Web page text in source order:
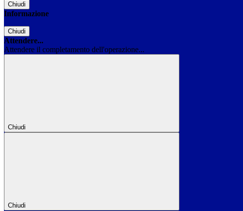
Chiudi
Informazione
Chiudi
Attendere...
Attendere il completamento dell'operazione...
Chiudi
Chiudi